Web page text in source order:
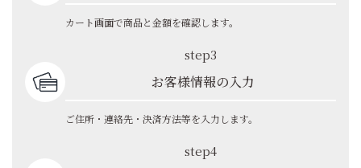
カート画面で商品と金額を確認します。
step3
お客様情報の入力
ご住所・連絡先・決済方法等を入力します。
step4